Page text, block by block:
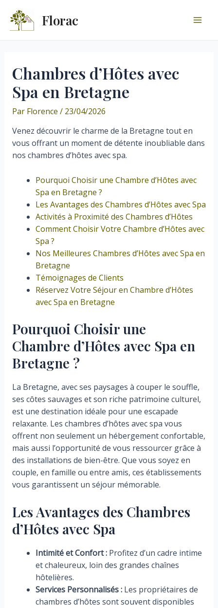
contenu
Florac
Chambres d’Hôtes avec
Spa en Bretagne
Par Florence / 23/04/2026
Venez découvrir le charme de la Bretagne tout en
vous offrant un moment de détente inoubliable dans
nos chambres d’hôtes avec spa.
Pourquoi Choisir une Chambre d’Hôtes avec
Spa en Bretagne ?
Les Avantages des Chambres d’Hôtes avec Spa
Activités à Proximité des Chambres d’Hôtes
Comment Choisir Votre Chambre d’Hôtes avec
Spa ?
Nos Meilleures Chambres d’Hôtes avec Spa en
Bretagne
Témoignages de Clients
Réservez Votre Séjour en Chambre d’Hôtes
avec Spa en Bretagne
Pourquoi Choisir une
Chambre d’Hôtes avec Spa en
Bretagne ?
La Bretagne, avec ses paysages à couper le souffle,
ses côtes sauvages et son riche patrimoine culturel,
est une destination idéale pour une escapade
relaxante. Les chambres d’hôtes avec spa vous
offrent non seulement un hébergement confortable,
mais aussi l’opportunité de vous ressourcer grâce à
des installations de bien-être. Que vous soyez en
couple, en famille ou entre amis, ces établissements
vous garantissent un séjour mémorable.
Les Avantages des Chambres
d’Hôtes avec Spa
Intimité et Confort :Profitez d’un cadre intime
et chaleureux, loin des grandes chaînes
hôtelières.
Services Personnalisés :Les propriétaires de
chambres d’hôtes sont souvent disponibles